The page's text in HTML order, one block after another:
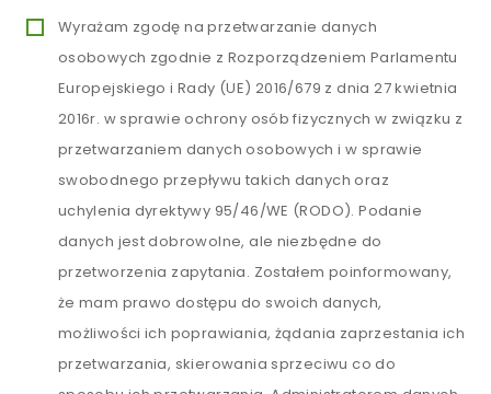
Wyrażam zgodę na przetwarzanie danych
osobowych zgodnie z Rozporządzeniem Parlamentu
Europejskiego i Rady (UE) 2016/679 z dnia 27 kwietnia
2016r. w sprawie ochrony osób fizycznych w związku z
przetwarzaniem danych osobowych i w sprawie
swobodnego przepływu takich danych oraz
uchylenia dyrektywy 95/46/WE (RODO). Podanie
danych jest dobrowolne, ale niezbędne do
przetworzenia zapytania. Zostałem poinformowany,
że mam prawo dostępu do swoich danych,
możliwości ich poprawiania, żądania zaprzestania ich
przetwarzania, skierowania sprzeciwu co do